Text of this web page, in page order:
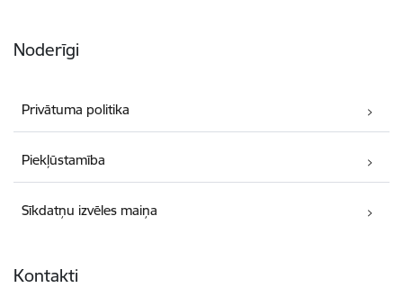
Noderīgi
Privātuma politika
Piekļūstamība
Sīkdatņu izvēles maiņa
Kontakti